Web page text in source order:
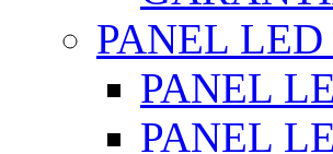
PANEL LED
PANEL
PANEL